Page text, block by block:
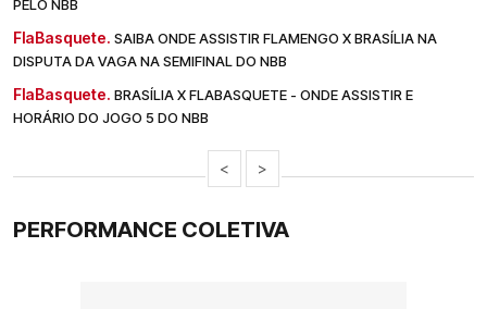
PELO NBB
FlaBasquete. SAIBA ONDE ASSISTIR FLAMENGO X BRASÍLIA NA
DISPUTA DA VAGA NA SEMIFINAL DO NBB
FlaBasquete. BRASÍLIA X FLABASQUETE - ONDE ASSISTIR E
HORÁRIO DO JOGO 5 DO NBB
< >
PERFORMANCE COLETIVA